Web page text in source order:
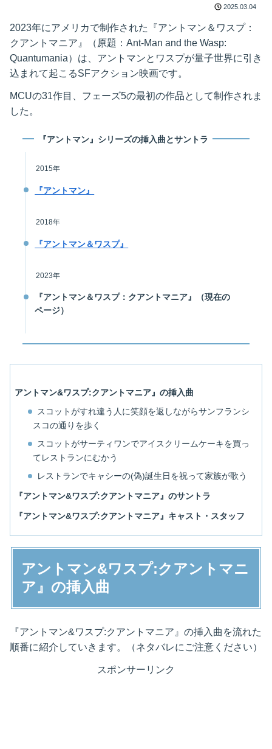
2025.03.04
2023年にアメリカで制作された『アントマン＆ワスプ：
クアントマニア』（原題：Ant-Man and the Wasp:
Quantumania）は、アントマンとワスプが量子世界に引き
込まれて起こるSFアクション映画です。
MCUの31作目、フェーズ5の最初の作品として制作されま
した。
『アントマン』シリーズの挿入曲とサントラ
2015年
『アントマン』
2018年
『アントマン＆ワスプ』
2023年
『アントマン＆ワスプ：クアントマニア』（現在の
ページ）
アントマン&ワスプ:クアントマニア』の挿入曲
スコットがすれ違う人に笑顔を返しながらサンフランシ
スコの通りを歩く
スコットがサーティワンでアイスクリームケーキを買っ
てレストランにむかう
レストランでキャシーの(偽)誕生日を祝って家族が歌う
『アントマン&ワスプ:クアントマニア』のサントラ
『アントマン&ワスプ:クアントマニア』キャスト・スタッフ
アントマン&ワスプ:クアントマニ
ア』の挿入曲
『アントマン&ワスプ:クアントマニア』の挿入曲を流れた
順番に紹介していきます。（ネタバレにご注意ください）
スポンサーリンク